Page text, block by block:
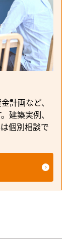
計画など、
建築実例、
個別相談で